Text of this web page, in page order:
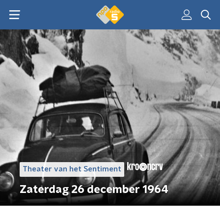
Theater van het Sentiment
Zaterdag 26 december 1964